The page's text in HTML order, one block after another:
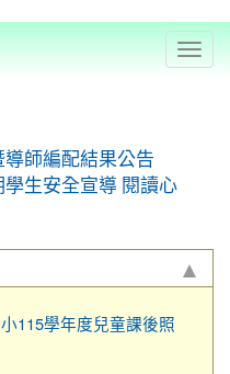
導師編配結果公告
學生安全宣導 閱讀心
115學年度兒童課後照